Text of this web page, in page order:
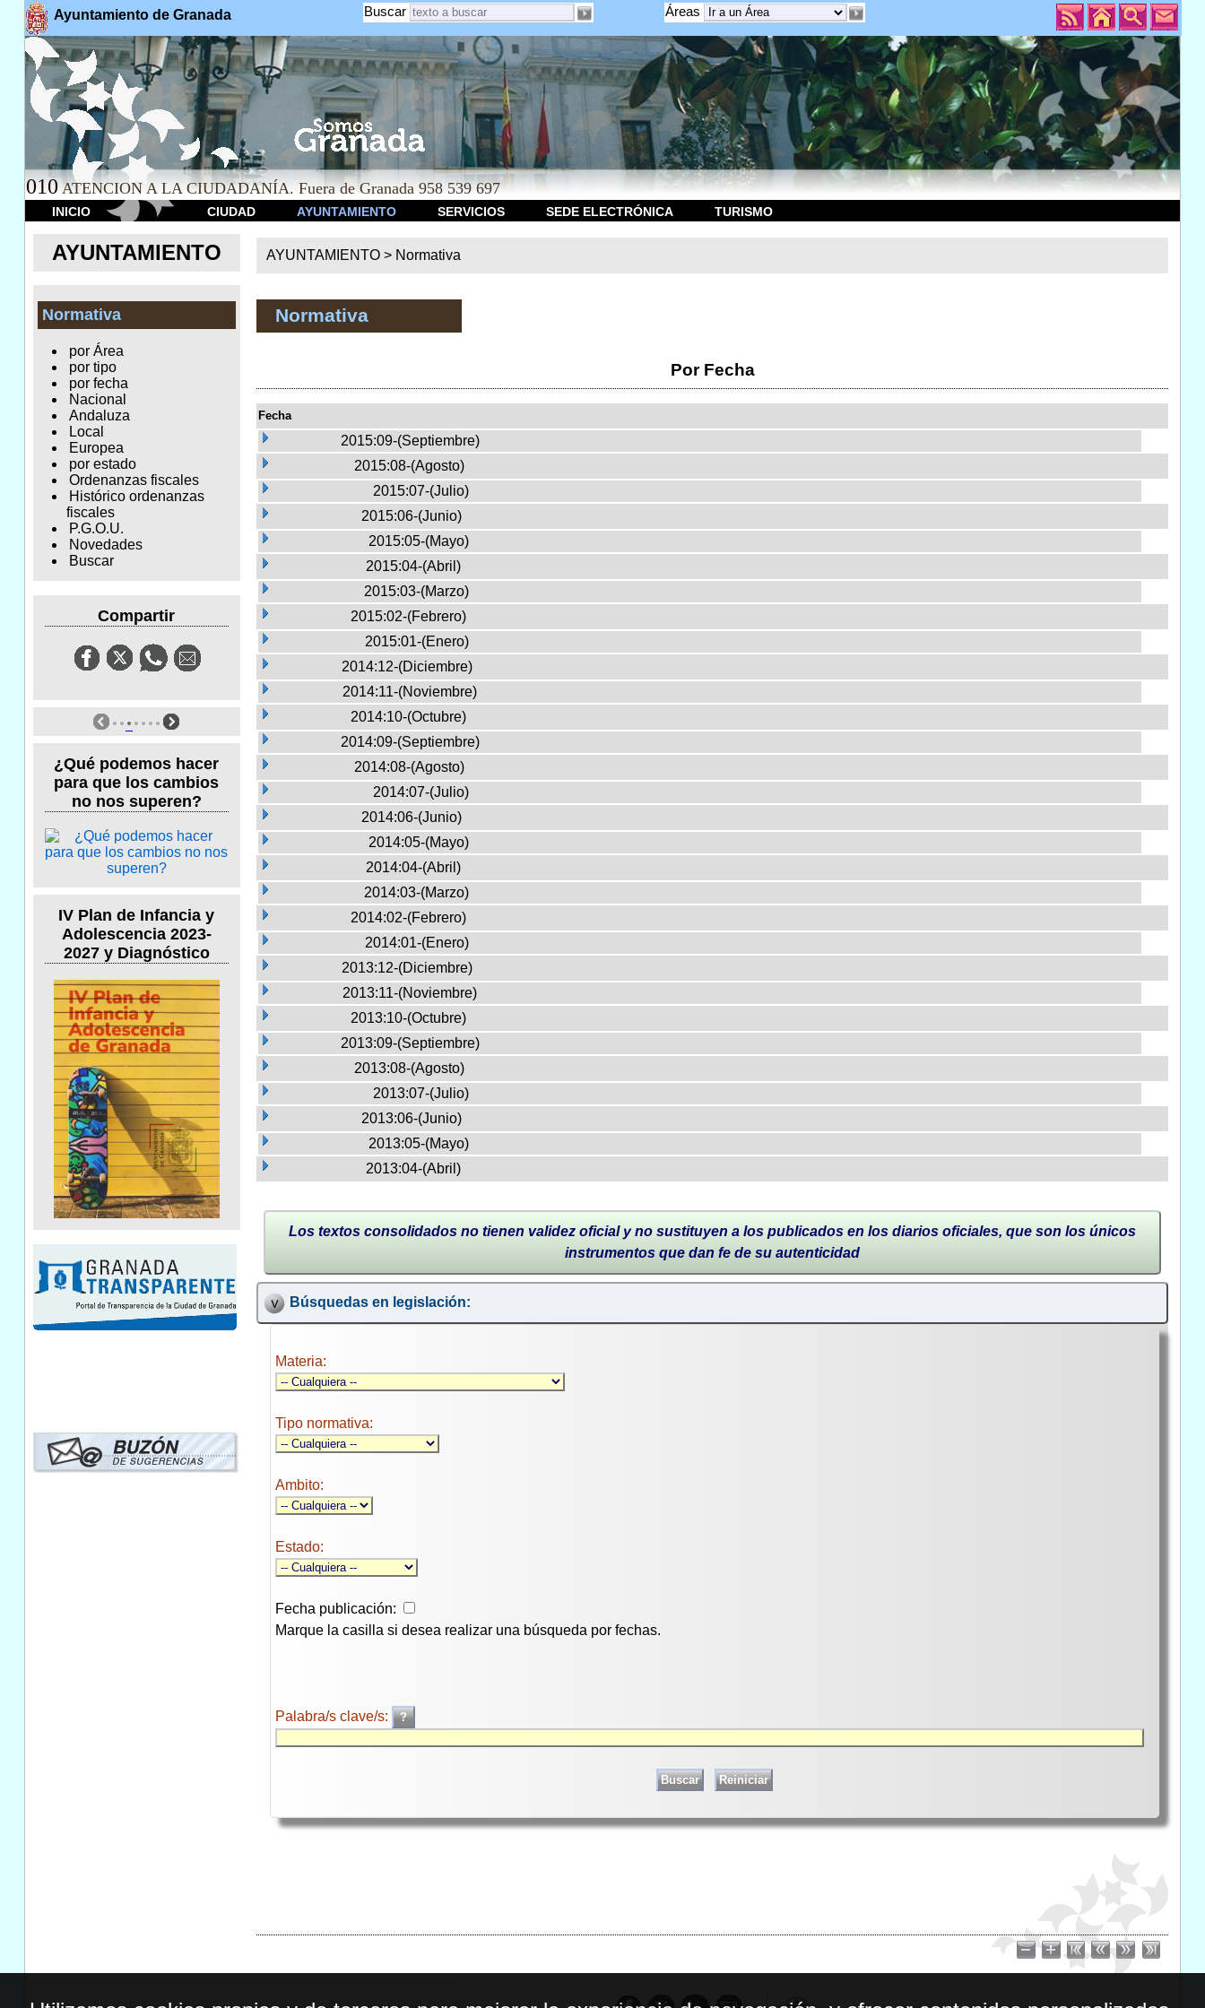
Ayuntamiento de Granada Áreas
Buscar
010 ATENCION A LA CIUDADANÍA. Fuera de Granada 958 539 697
INICIO CIUDAD AYUNTAMIENTO SERVICIOS SEDE ELECTRÓNICA TURISMO
AYUNTAMIENTO
Normativa
por Área
por tipo
por fecha
Nacional
Andaluza
Local
Europea
por estado
Ordenanzas fiscales
Histórico ordenanzas
fiscales
P.G.O.U.
Novedades
Buscar
Compartir
¿Qué podemos hacer
para que los cambios
no nos superen?
IV Plan de Infancia y
Adolescencia 2023-
2027 y Diagnóstico
AYUNTAMIENTO > Normativa
Normativa
Por Fecha
Fecha
2015:09-(Septiembre)
2015:08-(Agosto)
2015:07-(Julio)
2015:06-(Junio)
2015:05-(Mayo)
2015:04-(Abril)
2015:03-(Marzo)
2015:02-(Febrero)
2015:01-(Enero)
2014:12-(Diciembre)
2014:11-(Noviembre)
2014:10-(Octubre)
2014:09-(Septiembre)
2014:08-(Agosto)
2014:07-(Julio)
2014:06-(Junio)
2014:05-(Mayo)
2014:04-(Abril)
2014:03-(Marzo)
2014:02-(Febrero)
2014:01-(Enero)
2013:12-(Diciembre)
2013:11-(Noviembre)
2013:10-(Octubre)
2013:09-(Septiembre)
2013:08-(Agosto)
2013:07-(Julio)
2013:06-(Junio)
2013:05-(Mayo)
2013:04-(Abril)
Los textos consolidados no tienen validez oficial y no sustituyen a los publicados en los diarios oficiales, que son los únicos
instrumentos que dan fe de su autenticidad
Búsquedas en legislación:
Materia:
Tipo normativa:
Ambito:
Estado:
Fecha publicación:
Marque la casilla si desea realizar una búsqueda por fechas.
Palabra/s clave/s: